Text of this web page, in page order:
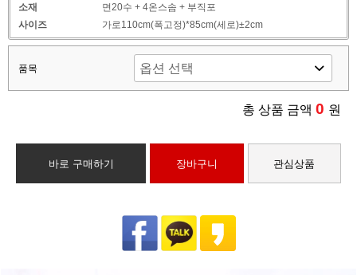
소재
면20수 + 4온스솜 + 부직포
사이즈
가로110cm(폭고정)*85cm(세로)±2cm
품목
총 상품 금액 0 원
바로 구매하기 장바구니 관심상품